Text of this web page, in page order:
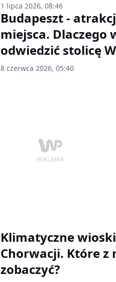
1 lipca 2026, 08:46
Budapeszt -
miejsca. Dlaczego
odwiedzić stolicę
8 czerwca 2026, 05:40
Klimatyczne
Chorwacji. Które z
zobaczyć?